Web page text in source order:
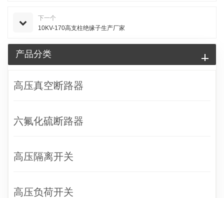
下一个
10KV-170高支柱绝缘子生产厂家
产品分类
高压真空断路器
六氟化硫断路器
高压隔离开关
高压负荷开关